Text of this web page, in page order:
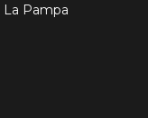
La Pampa